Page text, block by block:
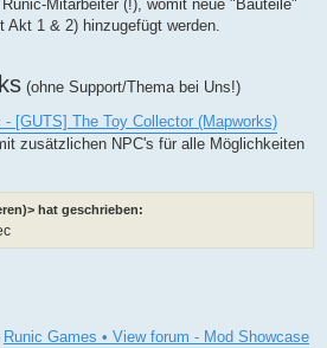
Mitarbeiter (!), womit neue "Bauteile"
Akt 1 & 2) hinzugefügt werden.
(ohne Support/Thema bei Uns!)
- [GUTS] The Toy Collector (Mapworks)
zusätzlichen NPC's für alle Möglichkeiten
hat geschrieben:
Runic Games • View forum - Mod Showcase